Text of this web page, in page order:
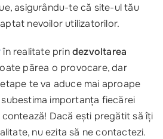
asigurându-te că site-ul tău
nevoilor utilizatorilor.
în realitate prindezvoltarea
părea o provocare, dar
te va aduce mai aproape
importanța fiecărei
Dacă ești pregătit să îți
nu ezita să ne contactezi.